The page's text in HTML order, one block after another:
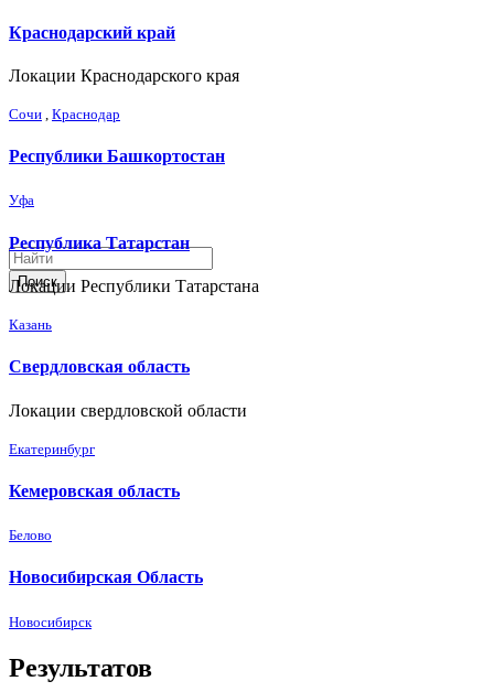
Поиск
Краснодарский край
Локации Краснодарского края
Сочи Краснодар
Республики Башкортостан
Уфа
Республика Татарстан
Локации Республики Татарстана
Казань
Свердловская область
Локации свердловской области
Екатеринбург
Кемеровская область
Белово
Новосибирская Область
Новосибирск
Результатов